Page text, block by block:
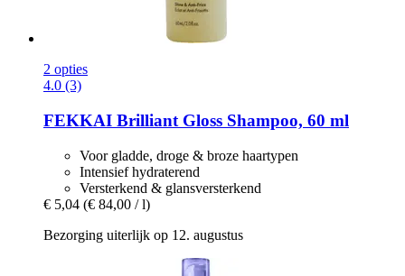
2 opties
4.0 (3)
FEKKAI Brilliant Gloss Shampoo, 60 ml
Voor gladde, droge & broze haartypen
Intensief hydraterend
Versterkend & glansversterkend
€ 5,04 (€ 84,00 / l)
Bezorging uiterlijk op 12. augustus